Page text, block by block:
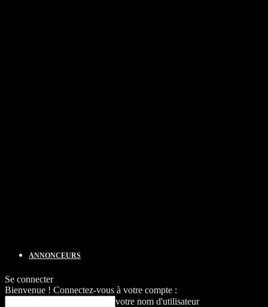
ANNONCEURS
Se connecter
Bienvenue ! Connectez-vous à votre compte :
votre nom d'utilisateur